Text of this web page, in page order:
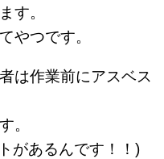
す。
やつです。
は作業前にアスベス
。
があるんです！！)